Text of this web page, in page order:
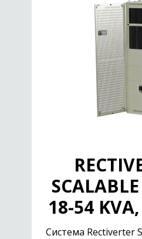
18-54
Cистема Rectiverter